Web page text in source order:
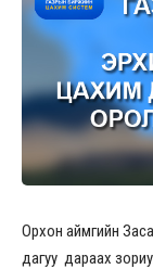
Орхон аймгийн
дагуу дараах